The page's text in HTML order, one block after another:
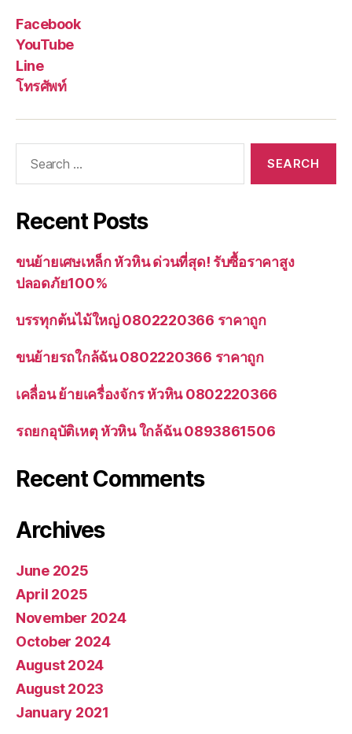
Facebook
YouTube
Line
โทรศัพท์
Recent Posts
ขนย้ายเศษเหล็ก หัวหิน ด่วนที่สุด! รับซื้อราคาสูง
ปลอดภัย100%
บรรทุกต้นไม้ใหญ่ 0802220366 ราคาถูก
ขนย้ายรถใกล้ฉัน 0802220366 ราคาถูก
เคลื่อน ย้ายเครื่องจักร หัวหิน 0802220366
รถยกอุบัติเหตุ หัวหิน ใกล้ฉัน 0893861506
Recent Comments
Archives
June 2025
April 2025
November 2024
October 2024
August 2024
August 2023
January 2021